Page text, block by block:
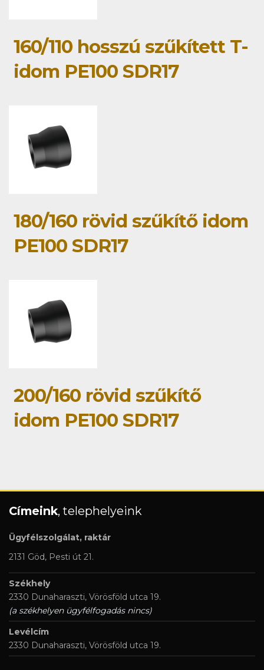
160/110 hosszú szűkített T-
idom PE100 SDR17
180/160 rövid szűkítő idom
PE100 SDR17
200/160 rövid szűkítő
idom PE100 SDR17
Címeink, telephelyeink
Ügyfélszolgálat, raktár
2131 Göd, Pesti út 21.
Székhely
2330 Dunaharaszti, Vörösföld utca 19.
(a székhelyen ügyfélfogadás nincs)
Levélcím
2330 Dunaharaszti, Vörösföld utca 19.